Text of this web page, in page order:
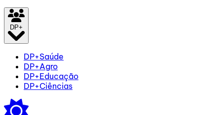
DP+
DP+Saúde
DP+Agro
DP+Educação
DP+Ciências